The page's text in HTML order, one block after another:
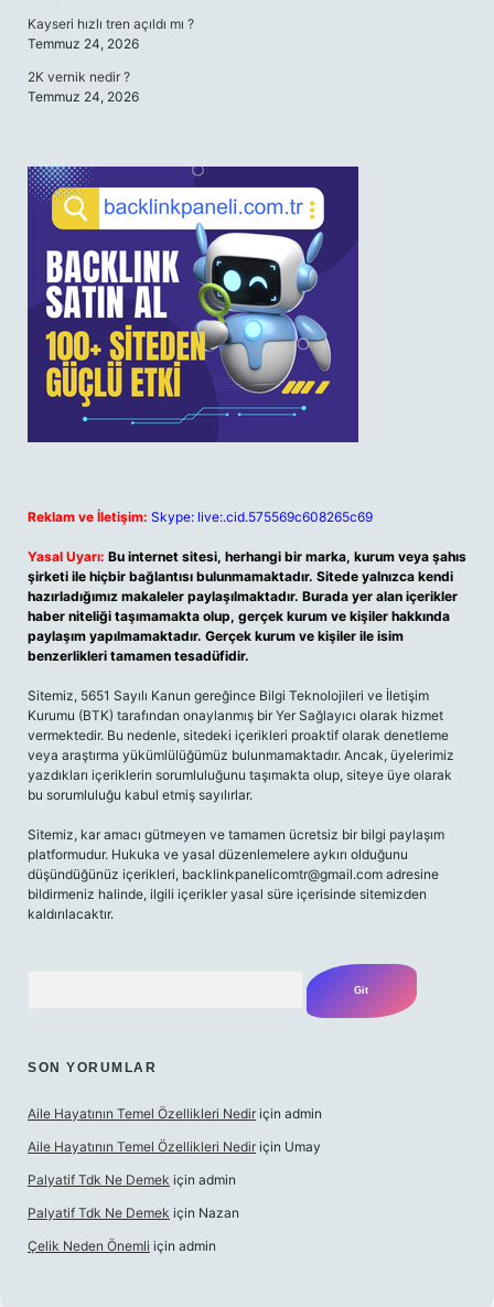
Kayseri hızlı tren açıldı mı ?
Temmuz 24, 2026
2K vernik nedir ?
Temmuz 24, 2026
Reklam ve İletişim: Skype: live:.cid.575569c608265c69
Yasal Uyarı: Bu internet sitesi, herhangi bir marka, kurum veya şahıs
şirketi ile hiçbir bağlantısı bulunmamaktadır. Sitede yalnızca kendi
hazırladığımız makaleler paylaşılmaktadır. Burada yer alan içerikler
haber niteliği taşımamakta olup, gerçek kurum ve kişiler hakkında
paylaşım yapılmamaktadır. Gerçek kurum ve kişiler ile isim
benzerlikleri tamamen tesadüfidir.
Sitemiz, 5651 Sayılı Kanun gereğince Bilgi Teknolojileri ve İletişim
Kurumu (BTK) tarafından onaylanmış bir Yer Sağlayıcı olarak hizmet
vermektedir. Bu nedenle, sitedeki içerikleri proaktif olarak denetleme
veya araştırma yükümlülüğümüz bulunmamaktadır. Ancak, üyelerimiz
yazdıkları içeriklerin sorumluluğunu taşımakta olup, siteye üye olarak
bu sorumluluğu kabul etmiş sayılırlar.
Sitemiz, kar amacı gütmeyen ve tamamen ücretsiz bir bilgi paylaşım
platformudur. Hukuka ve yasal düzenlemelere aykırı olduğunu
düşündüğünüz içerikleri, backlinkpanelicomtr@gmail.com adresine
bildirmeniz halinde, ilgili içerikler yasal süre içerisinde sitemizden
kaldırılacaktır.
SON YORUMLAR
Aile Hayatının Temel Özellikleri Nedir için admin
Aile Hayatının Temel Özellikleri Nedir için Umay
Palyatif Tdk Ne Demek için admin
Palyatif Tdk Ne Demek için Nazan
Çelik Neden Önemli için admin